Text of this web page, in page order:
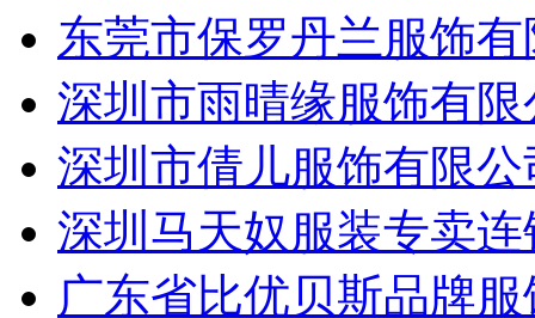
东莞市保罗丹兰服饰
深圳市雨晴缘服饰有限
深圳市倩儿服饰有限公
深圳马天奴服装专卖
广东省比优贝斯品牌